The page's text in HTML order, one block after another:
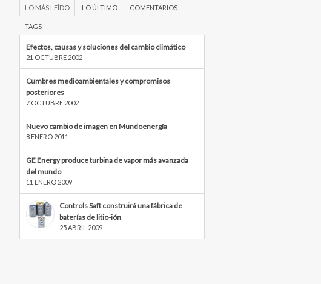
LO MÁS LEÍDO LO ÚLTIMO COMENTARIOS
TAGS
Efectos, causas y soluciones del cambio climático
21 OCTUBRE 2002
Cumbres medioambientales y compromisos
posteriores
7 OCTUBRE 2002
Nuevo cambio de imagen en Mundoenergía
8 ENERO 2011
GE Energy produce turbina de vapor más avanzada
del mundo
11 ENERO 2009
Controls Saft construirá una fábrica de
baterías de litio-ión
25 ABRIL 2009